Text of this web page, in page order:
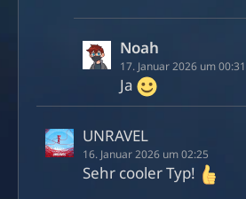
Noah
17. Januar 2026 um 00:31
Ja
UNRAVEL
16. Januar 2026 um 02:25
Sehr cooler Typ!